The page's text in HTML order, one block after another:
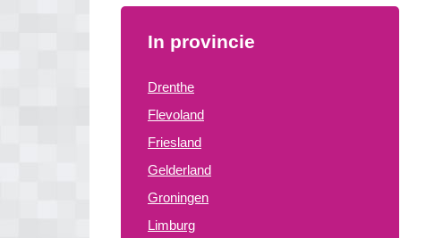
In provincie
Drenthe
Flevoland
Friesland
Gelderland
Groningen
Limburg